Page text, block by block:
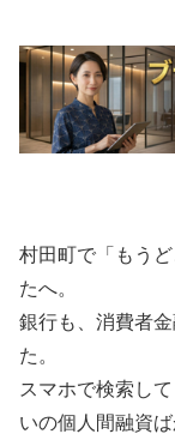
村田町で「もう
たへ。
銀行も、消費者
た。
スマホで検索し
いの個人間融資